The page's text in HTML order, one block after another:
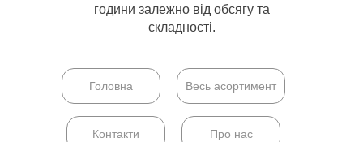
години залежно від обсягу та
складності.
Головна Весь асортимент
Контакти Про нас